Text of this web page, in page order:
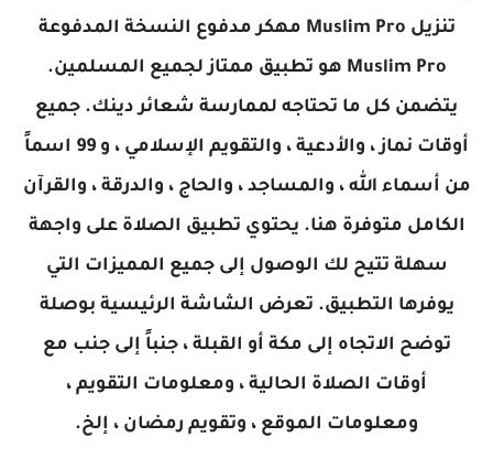
تنزيل Muslim Pro مهكر مدفوع النسخة المدفوعة
Muslim Pro هو تطبيق ممتاز لجميع المسلمين.
يتضمن كل ما تحتاجه لممارسة شعائر دينك. جميع
أوقات نماز ، والأدعية ، والتقويم الإسلامي ، و 99 اسماً
من أسماء الله ، والمساجد ، والحاج ، والدرقة ، والقرآن
الكامل متوفرة هنا. يحتوي تطبيق الصلاة على واجهة
سهلة تتيح لك الوصول إلى جميع المميزات التي
يوفرها التطبيق. تعرض الشاشة الرئيسية بوصلة
توضح الاتجاه إلى مكة أو القبلة ، جنباً إلى جنب مع
أوقات الصلاة الحالية ، ومعلومات التقويم ،
ومعلومات الموقع ، وتقويم رمضان ، إلخ.